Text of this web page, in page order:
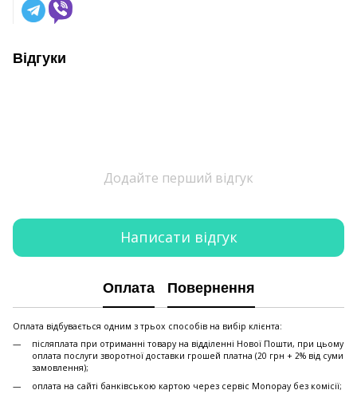
Відгуки
Додайте перший відгук
Написати відгук
Оплата Повернення
Оплата відбувається одним з трьох способів на вибір клієнта:
післяплата при отриманні товару на відділенні Нової Пошти, при цьому
оплата послуги зворотної доставки грошей платна (20 грн + 2% від суми
замовлення);
оплата на сайті банківською картою через сервіс Monopay без комісії;